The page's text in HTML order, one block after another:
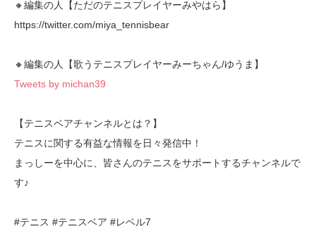
🔸編集の人【ただのテニスプレイヤーみやはら】
https://twitter.com/miya_tennisbear
🔸編集の人【歌うテニスプレイヤーみーちゃん/ゆうま】
Tweets by michan39
【テニスベアチャンネルとは？】
テニスに関する有益な情報を日々発信中！
まっしーを中心に、皆さんのテニスをサポートするチャンネルで
す♪
#テニス #テニスベア #レベル7